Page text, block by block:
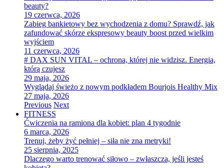
beauty?
19 czerwca, 2026
Zabieg bankietowy bez wychodzenia z domu? Sprawdź, jak
zafundować skórze ekspresowy beauty boost przed wielkim
wyjściem
11 czerwca, 2026
# DAX SUN VITAL – ochrona, której nie widzisz. Energia,
którą czujesz
29 maja, 2026
Wyglądaj świeżo z nowym podkładem Bourjois Healthy Mix
27 maja, 2026
Previous Next
FITNESS
Ćwiczenia na ramiona dla kobiet: plan 4 tygodnie
6 marca, 2026
Trenuj, żeby żyć pełniej – siła nie zna metryki!
25 sierpnia, 2025
Dlaczego warto trenować siłowo – zwłaszcza, jeśli jesteś